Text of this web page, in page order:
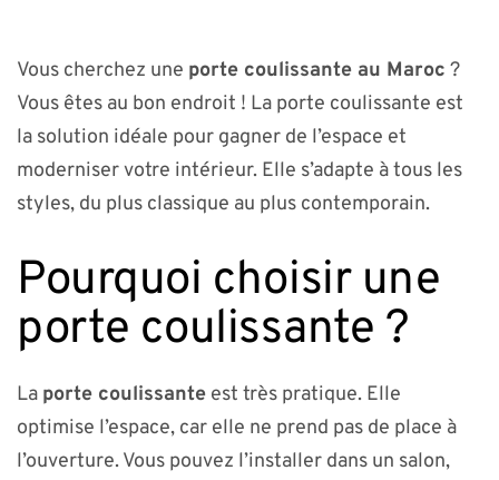
Vous cherchez une porte coulissante au Maroc ?
Vous êtes au bon endroit ! La porte coulissante est
la solution idéale pour gagner de l’espace et
moderniser votre intérieur. Elle s’adapte à tous les
styles, du plus classique au plus contemporain.
Pourquoi choisir une
porte coulissante ?
La porte coulissante est très pratique. Elle
optimise l’espace, car elle ne prend pas de place à
l’ouverture. Vous pouvez l’installer dans un salon,